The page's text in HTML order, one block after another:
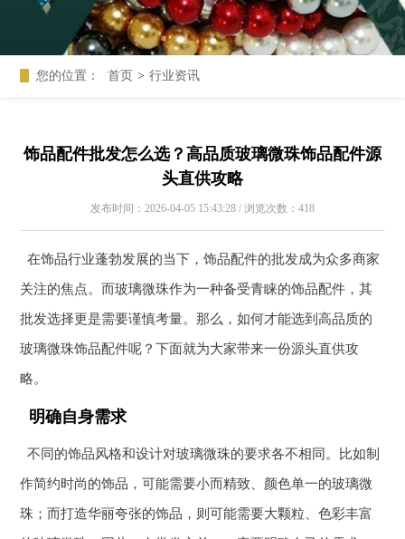
您的位置： 首页 > 行业资讯
饰品配件批发怎么选？高品质玻璃微珠饰品配件源
头直供攻略
发布时间：2026-04-05 15:43:28 / 浏览次数：418
在饰品行业蓬勃发展的当下，饰品配件的批发成为众多商家
关注的焦点。而玻璃微珠作为一种备受青睐的饰品配件，其
批发选择更是需要谨慎考量。那么，如何才能选到高品质的
玻璃微珠饰品配件呢？下面就为大家带来一份源头直供攻
略。
明确自身需求
不同的饰品风格和设计对玻璃微珠的要求各不相同。比如制
作简约时尚的饰品，可能需要小而精致、颜色单一的玻璃微
珠；而打造华丽夸张的饰品，则可能需要大颗粒、色彩丰富